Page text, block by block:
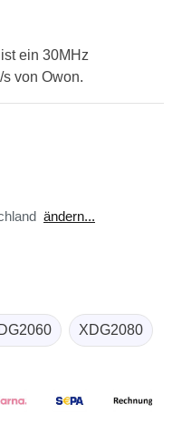
ein 30MHz
von Owon.
ändern...
XDG2080